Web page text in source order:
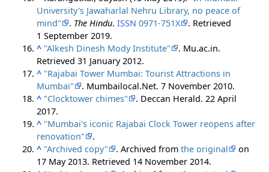
University's Jawaharlal Nehru Library, no peace of
mind"
. The Hindu.ISSN 0971-751X
. Retrieved
1 September 2019.
^ "Alkesh Dinesh Mody Institute" . Mu.ac.in.
Retrieved31 January2012.
^ "Rajabai Tower Mumbai: Tourist Attractions in
Mumbai"
. Mumbailocal.Net. 7 November 2010.
^ "Clocktower chimes"
. Deccan Herald. 22 April
2017.
^ "Mumbai's iconic Rajabai Clock Tower reopens after
renovation"
.
^ "Archived copy" . Archived fromthe original
on
17 May 2013. Retrieved 14 November 2014.